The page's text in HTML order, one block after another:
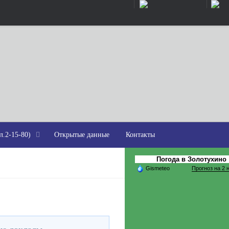
15-80) Открытые данные Контакты
Погода в Золотухино
Gismeteo Прогноз на 2